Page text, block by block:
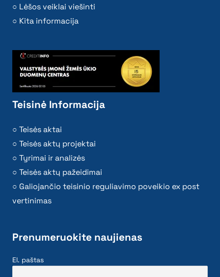
Lėšos veiklai viešinti
Kita informacija
Teisinė Informacija
Teisės aktai
Teisės aktų projektai
Tyrimai ir analizės
Teisės aktų pažeidimai
Galiojančio teisinio reguliavimo poveikio ex post
vertinimas
Prenumeruokite naujienas
El. paštas